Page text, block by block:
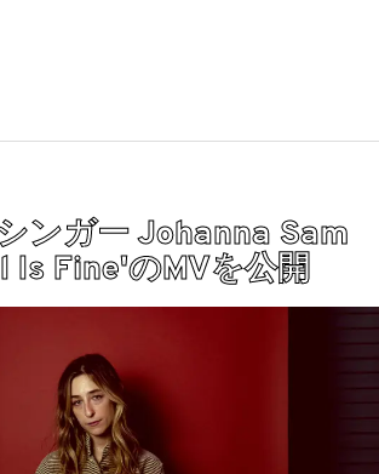
ンガー Johanna Sam
Is Fine'のMVを公開